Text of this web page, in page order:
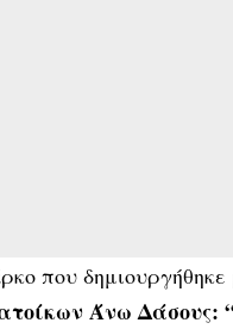
που
Άνω Δάσους: